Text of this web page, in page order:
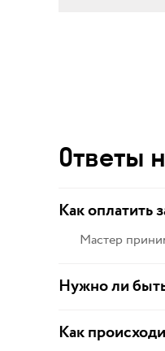
Ответы
Как оплатить
Мастер
Нужно ли
Как